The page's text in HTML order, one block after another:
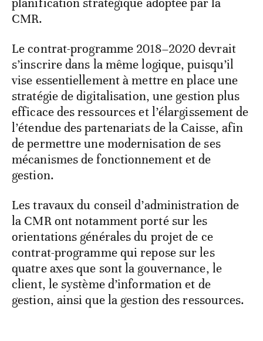
CMR.
Le contrat-programme 2018–2020 devrait
s’inscrire dans la même logique, puisqu’il
vise essentiellement à mettre en place une
stratégie de digitalisation, une gestion plus
efficace des ressources et l’élargissement de
l’étendue des partenariats de la Caisse, afin
de permettre une modernisation de ses
mécanismes de fonctionnement et de
gestion.
Les travaux du conseil d’administration de
la CMR ont notamment porté sur les
orientations générales du projet de ce
contrat-programme qui repose sur les
quatre axes que sont la gouvernance, le
client, le système d’information et de
gestion, ainsi que la gestion des ressources.